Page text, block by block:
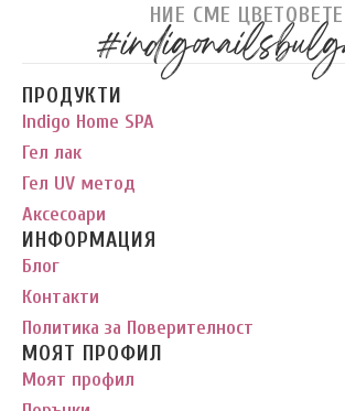
НИЕ СМЕ ЦВЕТОВЕТЕ
ПРОДУКТИ
Indigo Home SPA
Гел лак
Гел UV метод
Аксесоари
ИНФОРМАЦИЯ
Блог
Контакти
Политика за Поверителност
МОЯТ ПРОФИЛ
Моят профил